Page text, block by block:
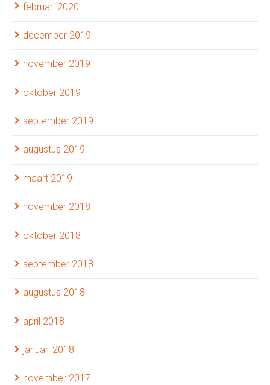
februari 2020
december 2019
november 2019
oktober 2019
september 2019
augustus 2019
maart 2019
november 2018
oktober 2018
september 2018
augustus 2018
april 2018
januari 2018
november 2017